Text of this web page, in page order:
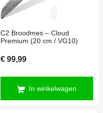
C2 Broodmes – Cloud
Premium (20 cm / VG10)
€ 99,99
In winkelwagen